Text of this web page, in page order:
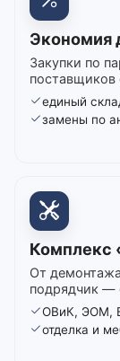
Экономия
Закупки по
поставщиков
единый
замены по
Комплекс
От
подрядчик —
ОВиК, ЭОМ,
отделка и